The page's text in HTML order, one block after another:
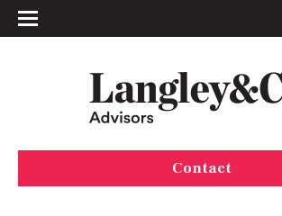
Contact